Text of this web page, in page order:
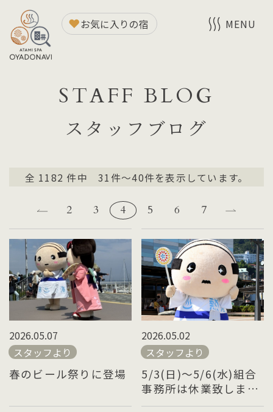
STAFF BLOG
スタッフブログ
お気に入りの宿 MENU
全 1182 件中 31件～40件を表示しています。
2 3 4 5 6 7
2026.05.07
スタッフより
春のビール祭りに登場
2026.05.02
スタッフより
5/3(日)～5/6(水)組合
事務所は休業致しま
す。